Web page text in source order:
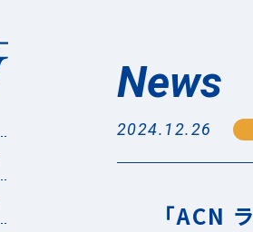
News
2024.12.26
「ACN